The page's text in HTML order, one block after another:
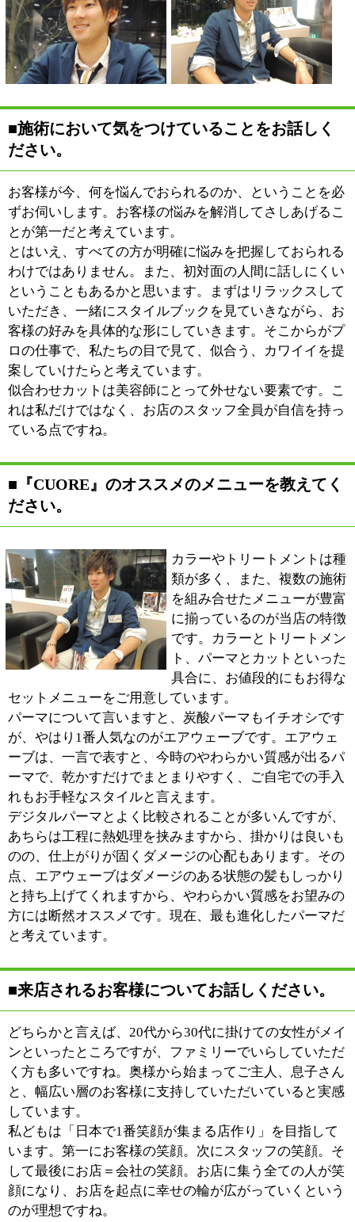
類が多く、また、複数の施術
を組み合せたメニューが豊富
に揃っているのが当店の特徴
です。カラーとトリートメン
ト、パーマとカットといった
具合に、お値段的にもお得な
パーマについて言いますと、炭酸パーマもイチオシです
が、やはり1番人気なのがエアウェーブです。エアウェ
ーブは、一言で表すと、今時のやわらかい質感が出るパ
ーマで、乾かすだけでまとまりやすく、ご自宅での手入
あちらは工程に熱処理を挟みますから、掛かりは良いも
のの、仕上がりが固くダメージの心配もあります。その
点、エアウェーブはダメージのある状態の髪もしっかり
と持ち上げてくれますから、やわらかい質感をお望みの
方には断然オススメです。現在、最も進化したパーマだ
■来店されるお客様についてお話しください。
どちらかと言えば、20代から30代に掛けての女性がメイ
ンといったところですが、ファミリーでいらしていただ
く方も多いですね。奥様から始まってご主人、息子さん
と、幅広い層のお客様に支持していただいていると実感
しています。
私どもは「日本で1番笑顔が集まる店作り」を目指して
います。第一にお客様の笑顔。次にスタッフの笑顔。そ
して最後にお店＝会社の笑顔。お店に集う全ての人が笑
■最後に、地域の皆様にメッセージをお願いし
ます。
れから、私個人としては、日本で1番の美容師になりた
いと思っています。技術はもとより接客からすべてにお
いて、お客様にご満足いただけるよう、より高みを目指
していきたいですね。
どうしたら可愛くなれるか、どうすれば今よりもっとキ
レイになれるか。悩んでおられる方は是非当店へ足をお
運びください。美容が心底好きなスタッフが、情熱を持
って必ず皆さんに笑顔でお帰りいただけるよう腕を振る
います。「自分が変われる」という期待感を持っていら
※上記記事は2013.4に取材したものです。
情報時間の経過による変化などがございます事をご了承
ください。
このページの先頭へ
江戸川区時間 江東区時間 墨田区時間
表示： PC| モバイル
© 2013 art blue Inc.